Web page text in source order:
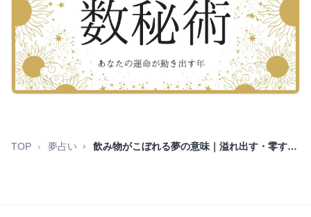
TOP 夢占い 飲み物がこぼれる夢の意味｜溢れ出す・零す暗示